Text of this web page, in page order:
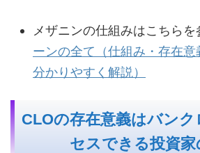
メザニンの仕組みはこちらを
ーンの全て（仕組み・存在意
分かりやすく解説）
CLOの存在意義はバンク
セスできる投資家